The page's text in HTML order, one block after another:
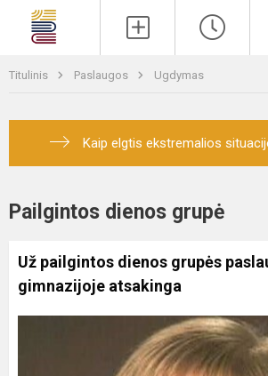
Titulinis Paslaugos Ugdymas
Kaip elgtis ekstremalios
Pailgintos dienos grupė
Už pailgintos dienos grupės
gimnazijoje atsakinga